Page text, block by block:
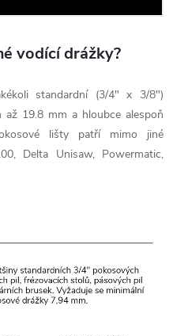
vodící drážky?
standardní (3/4" x 3/8")
19.8 mm a hloubce alespoň
lišty patří mimo jiné
Delta Unisaw, Powermatic,